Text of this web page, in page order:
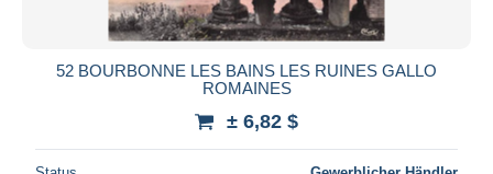
52 BOURBONNE LES BAINS LES RUINES GALLO
ROMAINES
± 6,82 $